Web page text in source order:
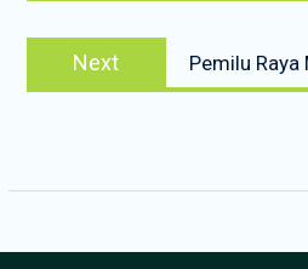
Next
post:
Pemilu Raya